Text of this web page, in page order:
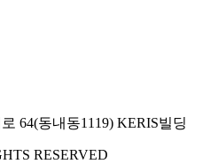
64(동내동1119) KERIS빌딩
RESERVED